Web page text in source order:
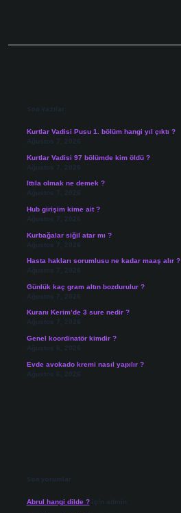
Son Yazılar
Kurtlar Vadisi Pusu 1. bölüm hangi yıl çıktı ?
Ağustos 7, 2026
Kurtlar Vadisi 97 bölümde kim öldü ?
Ağustos 7, 2026
Ittıla olmak ne demek ?
Ağustos 7, 2026
Hub girişim kime ait ?
Ağustos 7, 2026
Kurbağalar siğil atar mı ?
Ağustos 7, 2026
Hasta hakları sorumlusu ne kadar maaş alır ?
Ağustos 7, 2026
Günlük kaç gram altın bozdurulur ?
Ağustos 7, 2026
Kuranı Kerim’de 3 sure nedir ?
Ağustos 7, 2026
Genel koordinatör kimdir ?
Ağustos 6, 2026
Evde avokado kremi nasıl yapılır ?
Ağustos 6, 2026
Son yorumlar
Abrul hangi dilde ?için admin